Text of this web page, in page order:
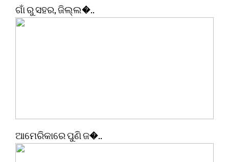
ଗାଁ ରୁ ସହର, ଜିଲ୍ଲ�..
ଆମେରିକାରେ ପୁଣି ଜ�..